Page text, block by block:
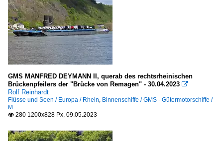
GMS MANFRED DEYMANN II, querab des rechtsrheinischen
Brückenpfeilers der "Brücke von Remagen" - 30.04.2023 
Rolf Reinhardt
Flüsse und Seen / Europa / Rhein Binnenschiffe / GMS - Gütermotorschiffe /
M
 280 1200x828 Px, 09.05.2023